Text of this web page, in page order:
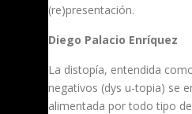
(re)presentación.
Diego Palacio Enríquez
La distopía, entendida
negativos (dys u-topia) se
alimentada por todo tipo